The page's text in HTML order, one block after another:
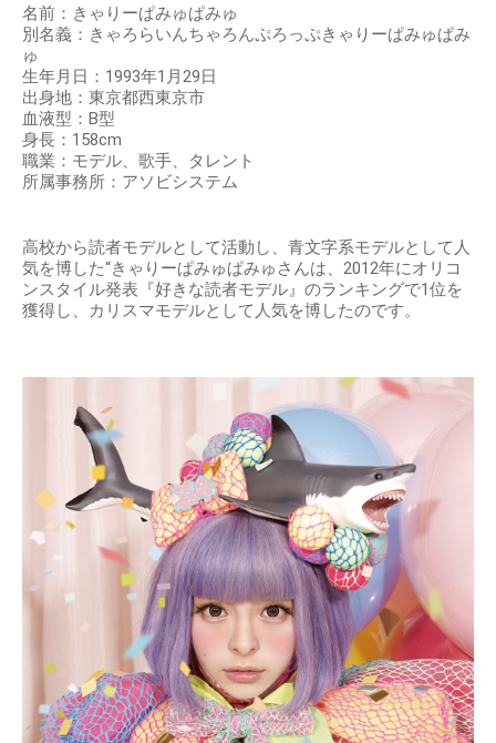
名前：きゃりーぱみゅぱみゅ
別名義：きゃろらいんちゃろんぷろっぷきゃりーぱみゅぱみ
ゅ
生年月日：1993年1月29日
出身地：東京都西東京市
血液型：B型
身長：158cm
職業：モデル、歌手、タレント
所属事務所：アソビシステム
高校から読者モデルとして活動し、青文字系モデルとして人
気を博した“きゃりーぱみゅぱみゅさんは、2012年にオリコ
ンスタイル発表『好きな読者モデル』のランキングで1位を
獲得し、カリスマモデルとして人気を博したのです。